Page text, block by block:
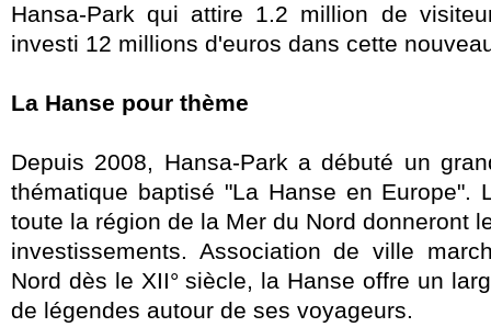
Hansa-Park qui attire 1.2 million de
investi 12 millions d'euros dans cette
La Hanse pour thème
Depuis 2008, Hansa-Park a débuté un
thématique baptisé "La Hanse en Europe".
toute la région de la Mer du Nord donneront
investissements. Association de ville
Nord dès le XII° siècle, la Hanse offre un
de légendes autour de ses voyageurs.